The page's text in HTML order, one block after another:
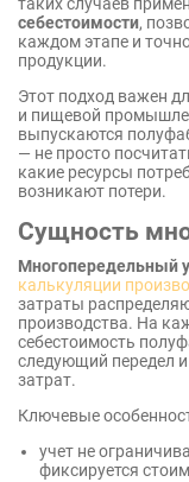
себестоимости,
каждом этапе и
продукции.
Этот подход важен
и пищевой
выпускаются
— не просто
какие ресурсы
возникают потери.
Сущность
Многопередельный
калькуляции
затраты
производства. На
себестоимость
следующий передел
затрат.
Ключевые
учет не
фиксируется